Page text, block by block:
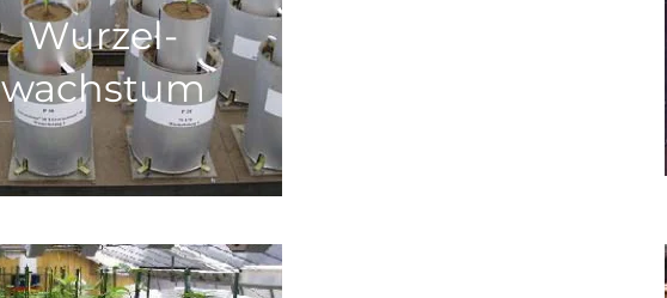
Wurzel-
wachstum